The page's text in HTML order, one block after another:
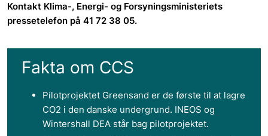
Kontakt Klima-, Energi- og Forsyningsministeriets
pressetelefon på 41 72 38 05.
Fakta om CCS
Pilotprojektet Greensand er de første til at lagre
CO2 i den danske undergrund. INEOS og
Wintershall DEA står bag pilotprojektet.